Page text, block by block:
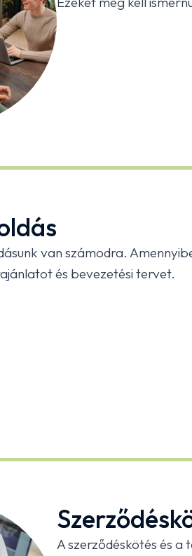
van számodra.
és bevezetési tervet.
A szerződéskötés és a